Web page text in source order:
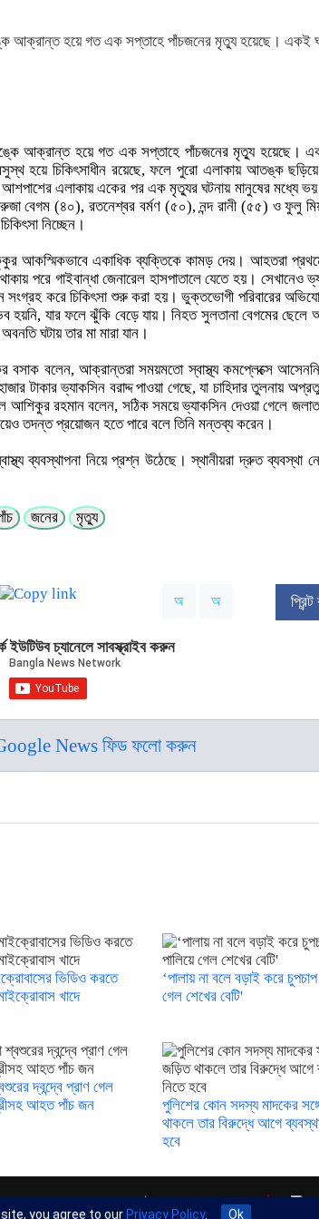
আক্রান্ত হয়ে গত এক সপ্তাহে পাঁচজনের মৃত্যু হয়েছে। একই
আক্রান্ত হয়ে গত এক সপ্তাহে পাঁচজনের মৃত্যু হয়েছে।
হয়ে চিকিৎসাধীন রয়েছে, ফলে পুরো এলাকায় আতঙ্ক
আশপাশের এলাকায় একের পর এক মৃত্যুর ঘটনায় মানুষের মধ্যে
বেগম (৪০), রতনেশ্বর বর্মণ (৫০), নন্দ রানী (৫৫) ও ফুলু
নিচ্ছেন।
আকস্মিকভাবে একাধিক ব্যক্তিকে কামড় দেয়। আহতরা
পরে গাইবান্ধা জেনারেল হাসপাতালে যেতে হয়। সেখানেও
সংগ্রহ করে চিকিৎসা শুরু করা হয়। ভুক্তভোগী পরিবারের
হয়নি, যার ফলে ঝুঁকি বেড়ে যায়। নিহত সুলতানা বেগমের
ঘটায় তার মা মারা যান।
বসাক বলেন, আক্রান্তরা সময়মতো স্বাস্থ্য কমপ্লেক্সে
টাকার ভ্যাকসিন বরাদ্দ পাওয়া গেছে, যা চাহিদার তুলনায়
আশিকুর রহমান বলেন, সঠিক সময়ে ভ্যাকসিন দেওয়া গেলে
তদন্ত প্রয়োজন হতে পারে বলে তিনি মন্তব্য করেন।
ব্যবস্থাপনা নিয়ে প্রশ্ন উঠেছে। স্থানীয়রা দ্রুত ব্যবস্থা
জনের মৃত্যু
অ অ
ইউটিউব চ্যানেলে সাবস্ক্রাইব করুন
Google News ফিড ফলো করুন
ভিডিও করতে
খাদে
‘পালায় না বলে বড়াই করে চুপচাপ
গেল শেখের বেটি'
দ্বন্দ্বে প্রাণ গেল
আহত পাঁচ জন
পুলিশের কোন সদস্য মাদকের
থাকলে তার বিরুদ্ধে আগে
হবে
জেড. আর প্লাজা (৯তলা), প্লট- ৪৬,রোড নং- ৯/
you agree to ourPrivacy Policy. Ok